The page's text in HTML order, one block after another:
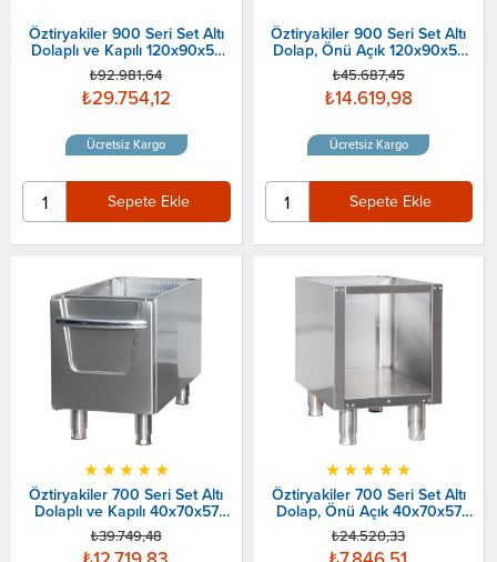
Öztiryakiler 900 Seri Set Altı
Dolaplı ve Kapılı 120x90x57
Cm
₺29.754,12
₺92.981,64
Sepete Ekle
Ücretsiz Kargo
Öztiryakiler 900 Seri Set Altı
Dolap, Önü Açık 120x90x57
Cm
₺14.619,98
₺45.687,45
Sepete Ekle
Ücretsiz Kargo
Öztiryakiler 700 Seri Set Altı
Dolaplı ve Kapılı 40x70x57
Cm
★★★★★
₺39.749,48
Öztiryakiler 700 Seri Set Altı
Dolap, Önü Açık 40x70x57
Cm
★★★★★
₺24.520,33